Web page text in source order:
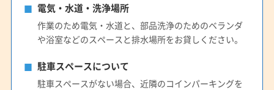
(愛知県) 北設楽郡東栄町
(愛知県) 北設楽郡豊根村
(愛知県) 北名古屋市
(愛知県) 名古屋市港区
(愛知県) 名古屋市守山区
(愛知県) 名古屋市昭和区
(愛知県) 名古屋市瑞穂区
(愛知県) 名古屋市西区
(愛知県) 名古屋市千種区
(愛知県) 名古屋市中区
電気・水道・洗浄場所
作業のため電気・水道と、部品洗浄のためのベランダ
や浴室などのスペースと排水場所をお貸しください。
駐車スペースについて
駐車スペースがない場合、近隣のコインパーキングを